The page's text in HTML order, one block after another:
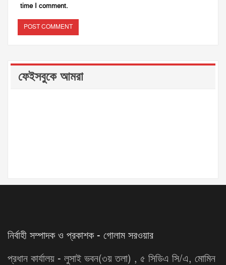
time I comment.
ফেইসবুকে আমরা
নির্বাহী সম্পাদক ও প্রকাশক - গোলাম সরওয়ার
প্রধান কার্যালয় - লুসাই ভবন(৩য় তলা) , ৫ সিডিএ সি/এ, মোমিন